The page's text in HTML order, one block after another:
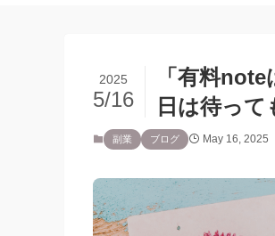
「有料
日は待って
2025
5/16
副業 ブログ May 16, 2025